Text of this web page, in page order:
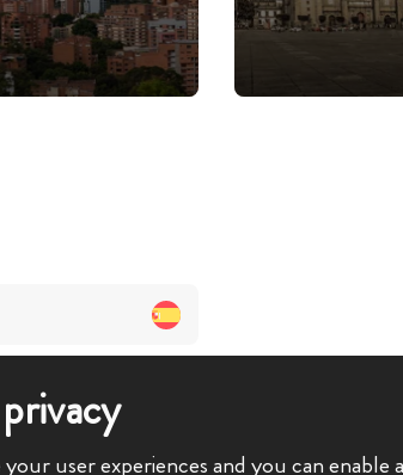
user experiences and you can enable